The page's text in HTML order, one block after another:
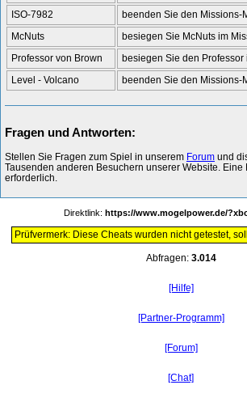
ISO-7982
beenden Sie den Missions-
McNuts
besiegen Sie McNuts im
Professor von Brown
besiegen Sie den
Level - Volcano
beenden Sie den Missions-
Fragen und Antworten:
Stellen Sie Fragen zum Spiel in unserem Forum und
Tausenden anderen Besuchern unserer Website. Eine
erforderlich.
Direktlink: https://www.mogelpower.de/
Prüfvermerk: Diese Cheats wurden nicht getestet,
Abfragen: 3.014
[Hilfe]
[Partner-Programm]
[Forum]
[Chat]